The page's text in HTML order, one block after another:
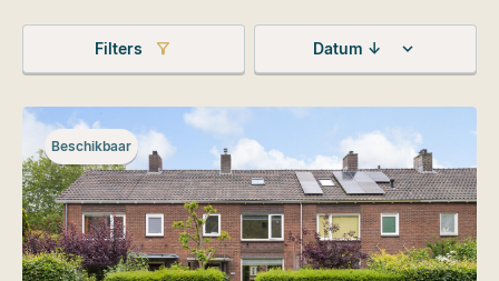
Filters Datum ↓
Beschikbaar